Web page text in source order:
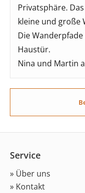
Privatsphäre.
kleine und große
Die
Haustür.
Nina und Martin
Service
» Über uns
» Kontakt